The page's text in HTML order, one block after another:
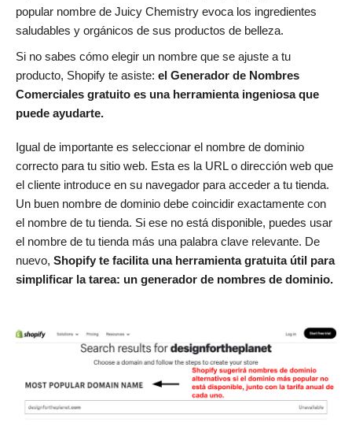
popular nombre de Juicy Chemistry evoca los ingredientes
saludables y orgánicos de sus productos de belleza.
Si no sabes cómo elegir un nombre que se ajuste a tu
producto, Shopify te asiste: el Generador de Nombres
Comerciales gratuito es una herramienta ingeniosa que
puede ayudarte.
Igual de importante es seleccionar el nombre de dominio
correcto para tu sitio web. Esta es la URL o dirección web que
el cliente introduce en su navegador para acceder a tu tienda.
Un buen nombre de dominio debe coincidir exactamente con
el nombre de tu tienda. Si ese no está disponible, puedes usar
el nombre de tu tienda más una palabra clave relevante. De
nuevo, Shopify te facilita una herramienta gratuita útil para
simplificar la tarea: un generador de nombres de dominio.